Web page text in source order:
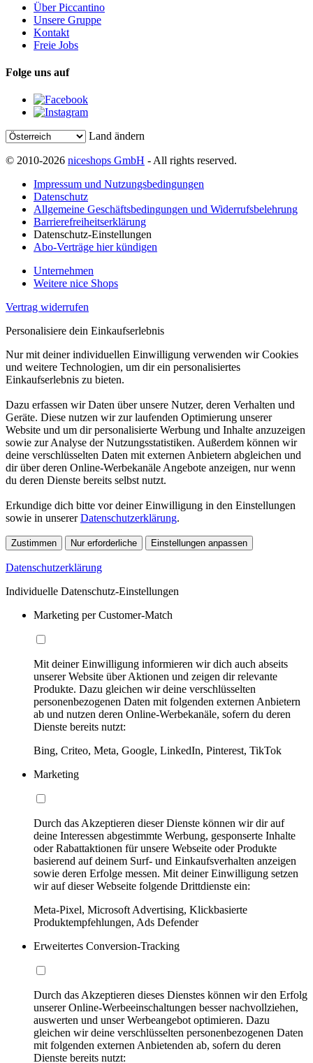
Über Piccantino
Unsere Gruppe
Kontakt
Freie Jobs
Folge uns auf
Land ändern
© 2010-2026 niceshops GmbH - All rights reserved.
Impressum und Nutzungsbedingungen
Datenschutz
Allgemeine Geschäftsbedingungen und Widerrufsbelehrung
Barrierefreiheitserklärung
Datenschutz-Einstellungen
Abo-Verträge hier kündigen
Unternehmen
Weitere nice Shops
Vertrag widerrufen
Personalisiere dein Einkaufserlebnis
Nur mit deiner individuellen Einwilligung verwenden wir Cookies
und weitere Technologien, um dir ein personalisiertes
Einkaufserlebnis zu bieten.
Dazu erfassen wir Daten über unsere Nutzer, deren Verhalten und
Geräte. Diese nutzen wir zur laufenden Optimierung unserer
Website und um dir personalisierte Werbung und Inhalte anzuzeigen
sowie zur Analyse der Nutzungsstatistiken. Außerdem können wir
deine verschlüsselten Daten mit externen Anbietern abgleichen und
dir über deren Online-Werbekanäle Angebote anzeigen, nur wenn
du deren Dienste bereits selbst nutzt.
Erkundige dich bitte vor deiner Einwilligung in den Einstellungen
sowie in unsererDatenschutzerklärung.
Zustimmen Nur erforderliche Einstellungen anpassen
Datenschutzerklärung
Individuelle Datenschutz-Einstellungen
Marketing per Customer-Match
Mit deiner Einwilligung informieren wir dich auch abseits
unserer Website über Aktionen und zeigen dir relevante
Produkte. Dazu gleichen wir deine verschlüsselten
personenbezogenen Daten mit folgenden externen Anbietern
ab und nutzen deren Online-Werbekanäle, sofern du deren
Dienste bereits nutzt:
Bing, Criteo, Meta, Google, LinkedIn, Pinterest, TikTok
Marketing
Durch das Akzeptieren dieser Dienste können wir dir auf
deine Interessen abgestimmte Werbung, gesponserte Inhalte
oder Rabattaktionen für unsere Webseite oder Produkte
basierend auf deinem Surf- und Einkaufsverhalten anzeigen
sowie deren Erfolge messen. Mit deiner Einwilligung setzen
wir auf dieser Webseite folgende Drittdienste ein:
Meta-Pixel, Microsoft Advertising, Klickbasierte
Produktempfehlungen, Ads Defender
Erweitertes Conversion-Tracking
Durch das Akzeptieren dieses Dienstes können wir den Erfolg
unserer Online-Werbeeinschaltungen besser nachvollziehen,
auswerten und unser Werbeangebot optimieren. Dazu
gleichen wir deine verschlüsselten personenbezogenen Daten
mit folgenden externen Anbietenden ab, sofern du deren
Dienste bereits nutzt: